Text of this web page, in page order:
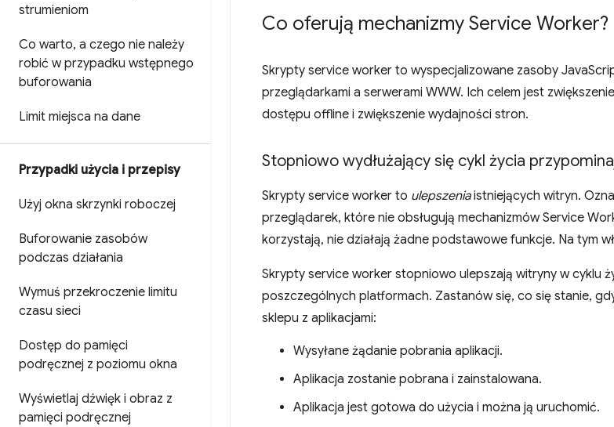
strumieniom
Co warto, a czego nie należy
robić w przypadku wstępnego
buforowania
Limit miejsca na dane
Przypadki użycia i przepisy
Użyj okna skrzynki roboczej
Buforowanie zasobów
podczas działania
Wymuś przekroczenie limitu
czasu sieci
Dostęp do pamięci
podręcznej z poziomu okna
Wyświetlaj dźwięk i obraz z
pamięci podręcznej
Co oferują mechanizmy Service Worker?
Skrypty service worker to wyspecjalizowane zasoby
przeglądarkami a serwerami WWW. Ich celem jest
dostępu offline i zwiększenie wydajności stron.
Stopniowo wydłużający się cykl życia
Skrypty service worker to ulepszeniaistniejących witryn.
przeglądarek, które nie obsługują mechanizmów Service
korzystają, nie działają żadne podstawowe funkcje. Na tym
Skrypty service worker stopniowo ulepszają witryny w cyklu
poszczególnych platformach. Zastanów się, co się stanie,
sklepu z aplikacjami:
Wysyłane żądanie pobrania aplikacji.
Aplikacja zostanie pobrana i zainstalowana.
Aplikacja jest gotowa do użycia i można ją uruchomić.